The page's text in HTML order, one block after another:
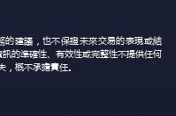
建議，也不保證未來交易的表現或結
的準確性、有效性或完整性不提供任何
概不承擔責任。